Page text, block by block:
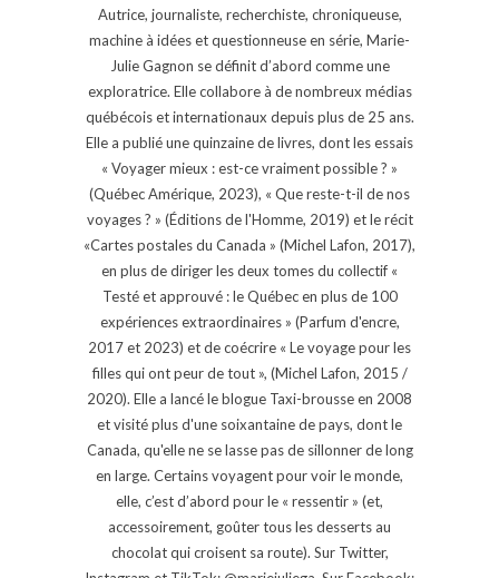
Autrice, journaliste, recherchiste, chroniqueuse,
machine à idées et questionneuse en série, Marie-
Julie Gagnon se définit d’abord comme une
exploratrice. Elle collabore à de nombreux médias
québécois et internationaux depuis plus de 25 ans.
Elle a publié une quinzaine de livres, dont les essais
« Voyager mieux : est-ce vraiment possible ? »
(Québec Amérique, 2023), « Que reste-t-il de nos
voyages ? » (Éditions de l'Homme, 2019) et le récit
«Cartes postales du Canada » (Michel Lafon, 2017),
en plus de diriger les deux tomes du collectif «
Testé et approuvé : le Québec en plus de 100
expériences extraordinaires » (Parfum d'encre,
2017 et 2023) et de coécrire « Le voyage pour les
filles qui ont peur de tout », (Michel Lafon, 2015 /
2020). Elle a lancé le blogue Taxi-brousse en 2008
et visité plus d'une soixantaine de pays, dont le
Canada, qu'elle ne se lasse pas de sillonner de long
en large. Certains voyagent pour voir le monde,
elle, c’est d’abord pour le « ressentir » (et,
accessoirement, goûter tous les desserts au
chocolat qui croisent sa route). Sur Twitter,